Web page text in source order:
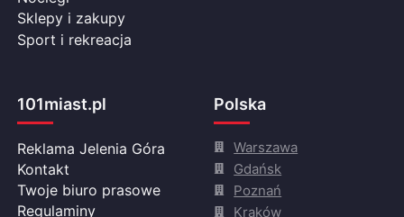
Sklepy i zakupy
Sport i rekreacja
101miast.pl
Reklama Jelenia Góra
Kontakt
Twoje biuro prasowe
Regulaminy
Polska
Warszawa
Gdańsk
Poznań
Kraków